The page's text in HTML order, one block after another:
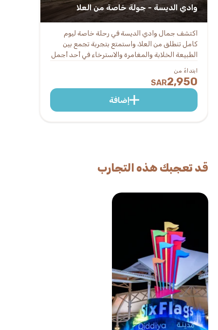
وادي الديسة - جولة خاصة من العلا
اكتشف جمال وادي الديسة في رحلة خاصة ليوم
كامل تنطلق من العلا، واستمتع بتجربة تجمع بين
الطبيعة الخلابة والمغامرة والاسترخاء في أحد أجمل
ابتداءً من
2,950
SAR
إضافة
قد تعجبك هذه التجارب